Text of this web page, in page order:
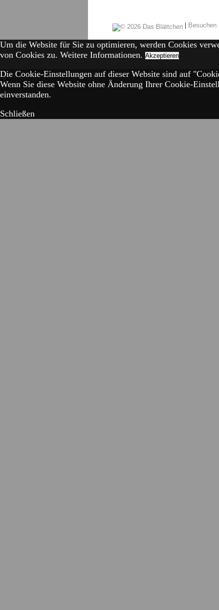
|
Um die Website für Sie zu optimieren, werden Cookies
von Cookies zu. Weitere Informationen. Akzeptieren
Die Cookie-Einstellungen auf dieser Website sind auf
Wenn Sie diese Website ohne Änderung Ihrer Cookie-
einverstanden.
Schließen